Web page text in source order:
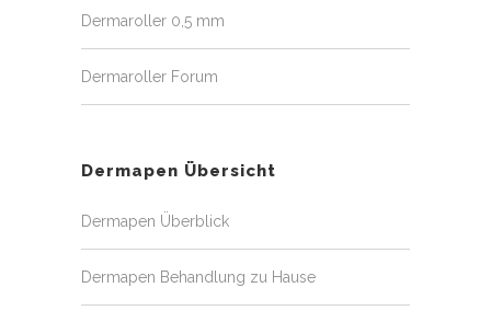
Dermaroller 0,5 mm
Dermaroller Forum
Dermapen Übersicht
Dermapen Überblick
Dermapen Behandlung zu Hause